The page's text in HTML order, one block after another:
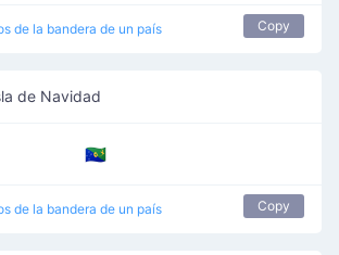
de la bandera de un país Copy
de Navidad
🇨🇽
de la bandera de un país Copy